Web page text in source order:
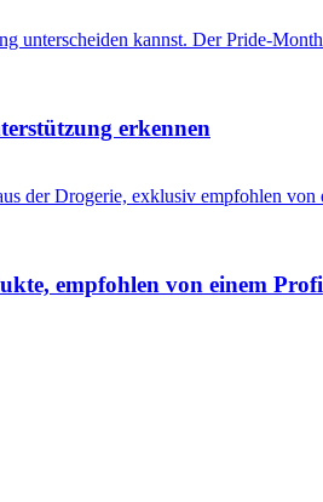
erkennen
empfohlen von einem Profi